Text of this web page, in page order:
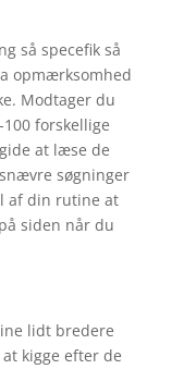
så specefik så
opmærksomhed
Modtager du
forskellige
at læse de
søgninger
af din rutine at
siden når du
lidt bredere
kigge efter de